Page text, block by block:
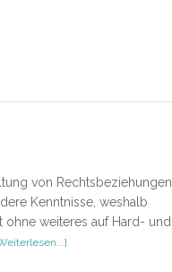
von Rechtsbeziehungen
Kenntnisse, weshalb
weiteres auf Hard- und